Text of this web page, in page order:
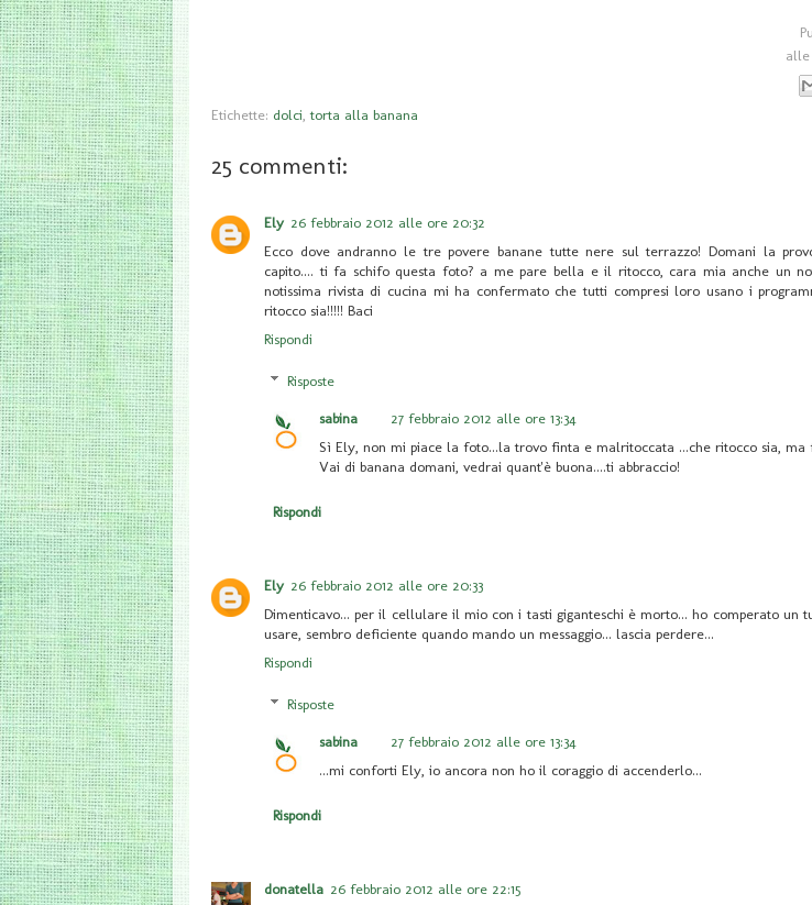
alle
Etichette: dolci ,torta alla banana
25 commenti:
Ely 26 febbraio 2012 alle ore 20:32
Ecco dove andranno le tre povere banane tutte nere sul terrazzo! Domani la
capito.... ti fa schifo questa foto? a me pare bella e il ritocco, cara mia anche un
notissima rivista di cucina mi ha confermato che tutti compresi loro usano i
ritocco sia!!!!! Baci
Rispondi
Risposte
sabina
27 febbraio 2012 alle ore 13:34
Sì Ely, non mi piace la foto...la trovo finta e malritoccata ...che ritocco sia, ma
Vai di banana domani, vedrai quant'è buona....ti abbraccio!
Rispondi
Ely 26 febbraio 2012 alle ore 20:33
Dimenticavo... per il cellulare il mio con i tasti giganteschi è morto... ho comperato un
usare, sembro deficiente quando mando un messaggio... lascia perdere...
Rispondi
Risposte
sabina
27 febbraio 2012 alle ore 13:34
...mi conforti Ely, io ancora non ho il coraggio di accenderlo...
Rispondi
donatella 26 febbraio 2012 alle ore 22:15